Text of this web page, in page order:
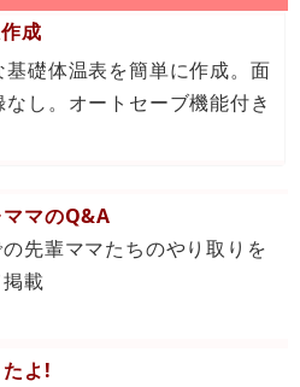
成
礎体温表を簡単に作成。面
なし。オートセーブ機能付き
マのQ&A
先輩ママたちのやり取りを
載
よ!